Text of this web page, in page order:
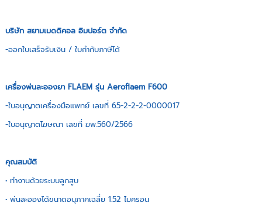
บริษัท สยามเมดดิคอล อิมปอร์ต จำกัด
-ออกใบเสร็จรับเงิน / ใบกำกับภาษีได้
เครื่องพ่นละอองยา FLAEM รุ่น Aeroflaem F600
- ใบอนุญาตเครื่องมือแพทย์ เลขที่ 65-2-2-2-0000017
-ใบอนุญาตโฆษณา เลขที่ ฆพ.560/2566
คุณสมบัติ
• ทำงานด้วยระบบลูกสูบ
• พ่นละอองได้ขนาดอนุภาคเฉลี่ย 1.52 ไมครอน